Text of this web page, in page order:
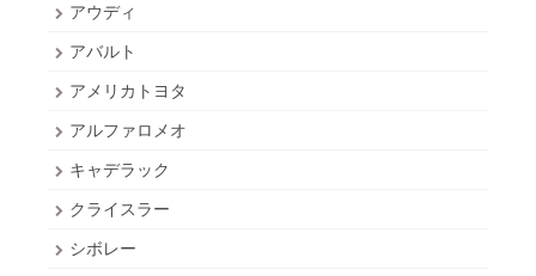
アウディ
アバルト
アメリカトヨタ
アルファロメオ
キャデラック
クライスラー
シボレー